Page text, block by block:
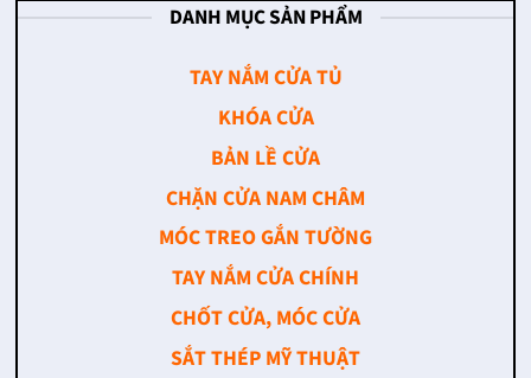
DANH MỤC SẢN PHẨM
TAY NẮM CỬA TỦ
KHÓA CỬA
BẢN LỀ CỬA
CHẶN CỬA NAM CHÂM
MÓC TREO GẮN TƯỜNG
TAY NẮM CỬA CHÍNH
CHỐT CỬA, MÓC CỬA
SẮT THÉP MỸ THUẬT